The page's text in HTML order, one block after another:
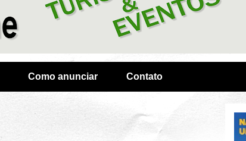
Como anunciar Contato